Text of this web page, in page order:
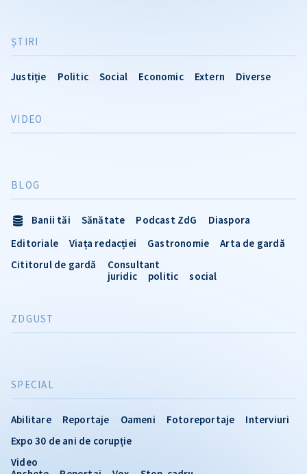
ŞTIRI
Justiție Politic Social Economic Extern Diverse
VIDEO
SPECIAL
Abilitare Reportaje Oameni Fotoreportaje
Interviuri
Expo 30 de ani de corupție
Video
BLOG
Banii tăi Sănătate Podcast ZdG
Diaspora
Editoriale
Viața redacției Gastronomie
Arta de gardă
Cititorul de gardă
Consultant
juridic
politic social
ZDGUST